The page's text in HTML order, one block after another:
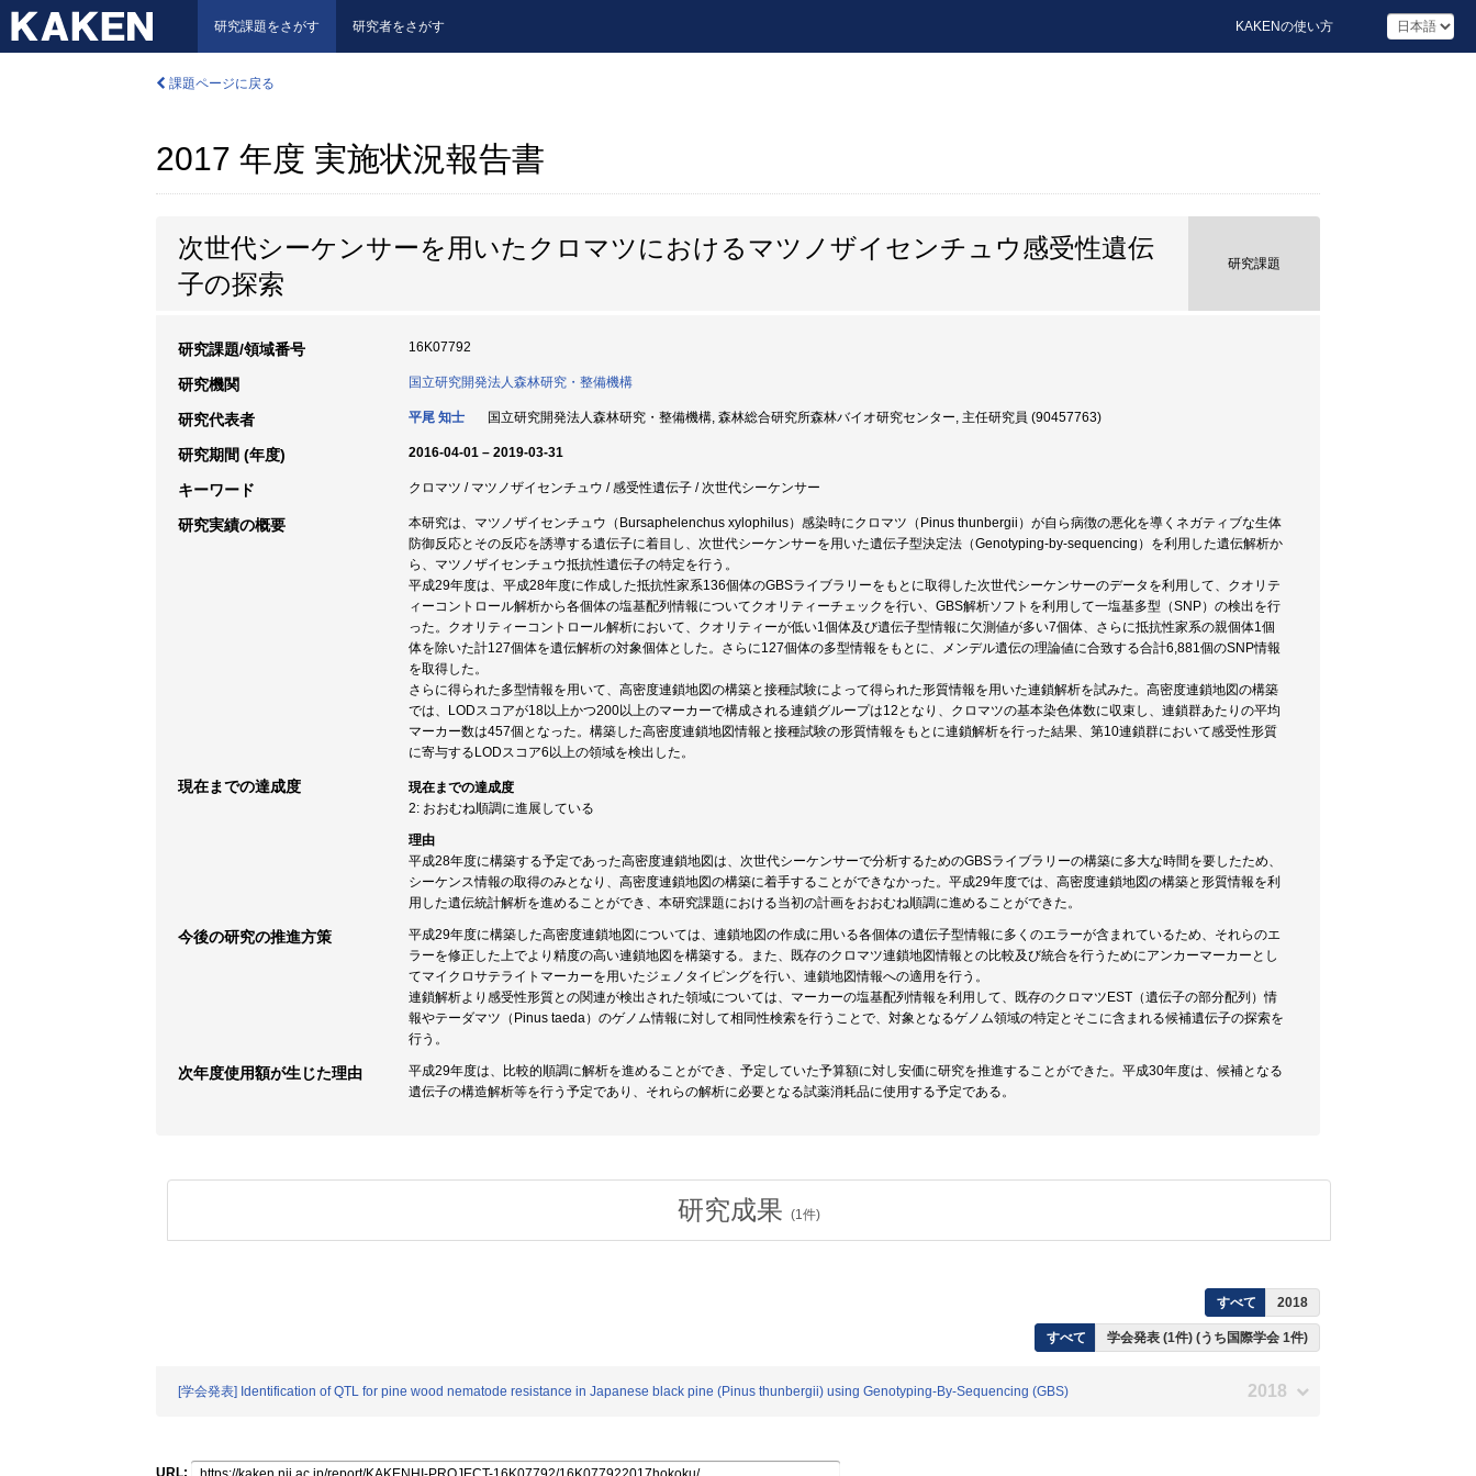
研究課題をさがす 研究者をさがす KAKENの使い方
課題ページに戻る
2017 年度 実施状況報告書
次世代シーケンサーを用いたクロマツにおけるマツノザイセンチュウ感受性遺伝
子の探索
研究課題
研究課題/領域番号 16K07792
研究機関 国立研究開発法人森林研究・整備機構
研究代表者 平尾 知士 国立研究開発法人森林研究・整備機構, 森林総合研究所森林バイオ研究センター, 主任研究員 (90457763)
研究期間 (年度) 2016-04-01 – 2019-03-31
キーワード クロマツ / マツノザイセンチュウ / 感受性遺伝子 / 次世代シーケンサー
研究実績の概要
本研究は、マツノザイセンチュウ（Bursaphelenchus xylophilus）感染時にクロマツ（Pinus thunbergii）が自ら病徴の悪化を導くネガティブな生体
防御反応とその反応を誘導する遺伝子に着目し、次世代シーケンサーを用いた遺伝子型決定法（Genotyping-by-sequencing）を利用した遺伝解析か
ら、マツノザイセンチュウ抵抗性遺伝子の特定を行う。
平成29年度は、平成28年度に作成した抵抗性家系136個体のGBSライブラリーをもとに取得した次世代シーケンサーのデータを利用して、クオリテ
ィーコントロール解析から各個体の塩基配列情報についてクオリティーチェックを行い、GBS解析ソフトを利用して一塩基多型（SNP）の検出を行
った。クオリティーコントロール解析において、クオリティーが低い1個体及び遺伝子型情報に欠測値が多い7個体、さらに抵抗性家系の親個体1個
体を除いた計127個体を遺伝解析の対象個体とした。さらに127個体の多型情報をもとに、メンデル遺伝の理論値に合致する合計6,881個のSNP情報
を取得した。
さらに得られた多型情報を用いて、高密度連鎖地図の構築と接種試験によって得られた形質情報を用いた連鎖解析を試みた。高密度連鎖地図の構築
では、LODスコアが18以上かつ200以上のマーカーで構成される連鎖グループは12となり、クロマツの基本染色体数に収束し、連鎖群あたりの平均
マーカー数は457個となった。構築した高密度連鎖地図情報と接種試験の形質情報をもとに連鎖解析を行った結果、第10連鎖群において感受性形質
に寄与するLODスコア6以上の領域を検出した。
現在までの達成度
現在までの達成度
2: おおむね順調に進展している
理由
平成28年度に構築する予定であった高密度連鎖地図は、次世代シーケンサーで分析するためのGBSライブラリーの構築に多大な時間を要したため、
シーケンス情報の取得のみとなり、高密度連鎖地図の構築に着手することができなかった。平成29年度では、高密度連鎖地図の構築と形質情報を利
用した遺伝統計解析を進めることができ、本研究課題における当初の計画をおおむね順調に進めることができた。
今後の研究の推進方策
平成29年度に構築した高密度連鎖地図については、連鎖地図の作成に用いる各個体の遺伝子型情報に多くのエラーが含まれているため、それらのエ
ラーを修正した上でより精度の高い連鎖地図を構築する。また、既存のクロマツ連鎖地図情報との比較及び統合を行うためにアンカーマーカーとし
てマイクロサテライトマーカーを用いたジェノタイピングを行い、連鎖地図情報への適用を行う。
連鎖解析より感受性形質との関連が検出された領域については、マーカーの塩基配列情報を利用して、既存のクロマツEST（遺伝子の部分配列）情
報やテーダマツ（Pinus taeda）のゲノム情報に対して相同性検索を行うことで、対象となるゲノム領域の特定とそこに含まれる候補遺伝子の探索を
行う。
次年度使用額が生じた理由
平成29年度は、比較的順調に解析を進めることができ、予定していた予算額に対し安価に研究を推進することができた。平成30年度は、候補となる
遺伝子の構造解析等を行う予定であり、それらの解析に必要となる試薬消耗品に使用する予定である。
研究成果 (1件)
すべて 2018
すべて 学会発表 (1件) (うち国際学会 1件)
[学会発表] Identification of QTL for pine wood nematode resistance in Japanese black pine (Pinus thunbergii) using Genotyping-By-Sequencing (GBS) 2018
URL: